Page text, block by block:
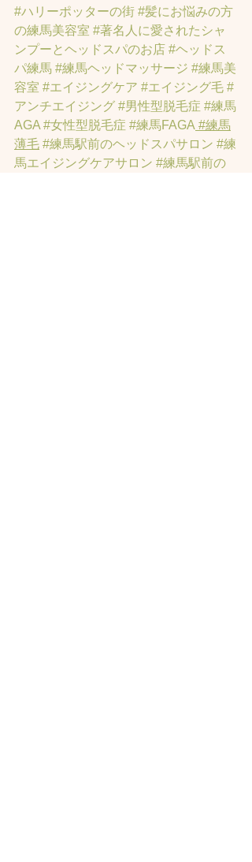
#ハリーポッターの街 #髪にお悩みの方
の練馬美容室 #著名人に愛されたシャ
ンプーとヘッドスパのお店 #ヘッドス
パ練馬 #練馬ヘッドマッサージ #練馬美
容室 #エイジングケア #エイジング毛 #
アンチエイジング #男性型脱毛症 #練馬
AGA #女性型脱毛症 #練馬FAGA #練馬
薄毛 #練馬駅前のヘッドスパサロン #練
馬エイジングケアサロン #練馬駅前の